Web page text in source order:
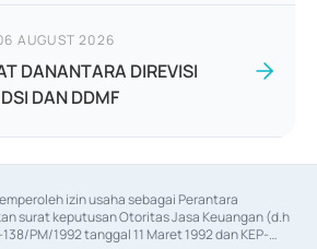
AUGUST 2026
DANANTARA DIREVISI
DAN DDMF
izin usaha sebagai Perantara
surat keputusan Otoritas Jasa Keuangan (d.h
PM/1992 tanggal 11 Maret 1992 dan KEP-